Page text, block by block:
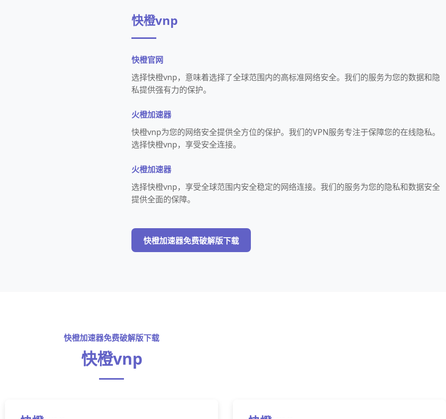
快橙vnp
快橙官网
选择快橙vnp，意味着选择了全球范围内的高标准网络安全。我们的服务为您的数据和隐
私提供强有力的保护。
火橙加速器
快橙vnp为您的网络安全提供全方位的保护。我们的VPN服务专注于保障您的在线隐私。
选择快橙vnp，享受安全连接。
火橙加速器
选择快橙vnp，享受全球范围内安全稳定的网络连接。我们的服务为您的隐私和数据安全
提供全面的保障。
快橙加速器免费破解版下载
快橙加速器免费破解版下载
快橙vnp